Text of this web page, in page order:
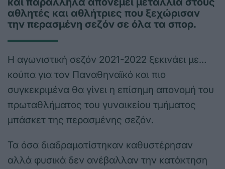
αθλητές και αθλήτριες που ξεχώρισαν
την περασμένη σεζόν σε όλα τα σπορ.
Η αγωνιστική σεζόν 2021-2022 ξεκινάει με…
κούπα για τον Παναθηναϊκό και πιο
συγκεκριμένα θα γίνει η επίσημη απονομή του
πρωταθλήματος του γυναικείου τμήματος
μπάσκετ της περασμένης σεζόν.
Τα όσα διαδραματίστηκαν καθυστέρησαν
αλλά φυσικά δεν ανέβαλλαν την κατάκτηση